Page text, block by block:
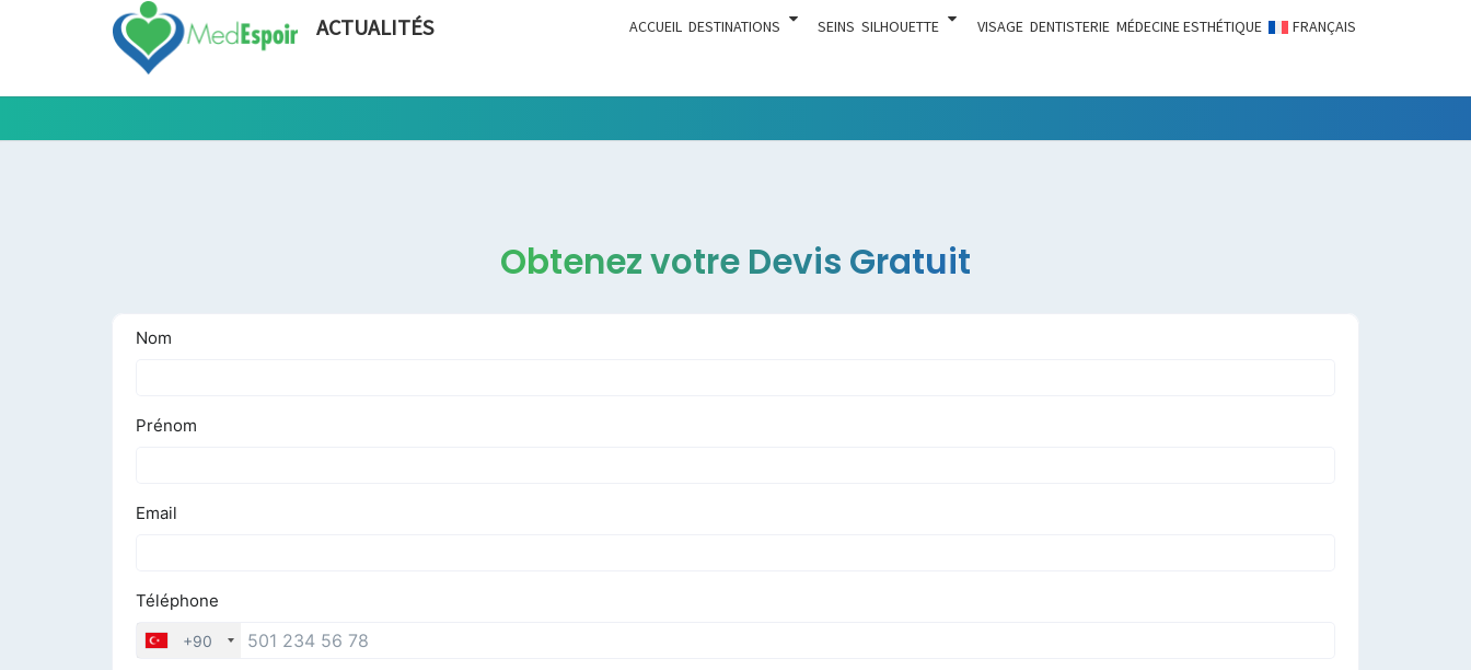
ACTUALITÉS ACCUEIL DESTINATIONS SEINS SILHOUETTE VISAGE DENTISTERIE MÉDECINE ESTHÉTIQUE FRANÇAIS
Tout Ce
Chirurgie
Esthétique
Obtenez votre Devis Gratuit